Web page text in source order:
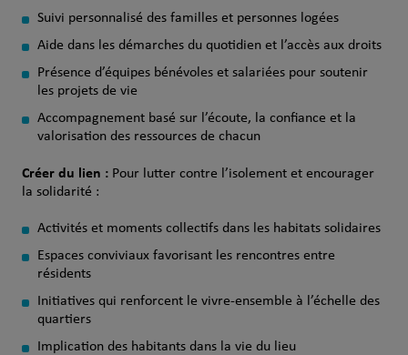
Suivi personnalisé des familles et personnes logées
Aide dans les démarches du quotidien et l’accès aux droits
Présence d’équipes bénévoles et salariées pour soutenir
les projets de vie
Accompagnement basé sur l’écoute, la confiance et la
valorisation des ressources de chacun
Créer du lien : Pour lutter contre l’isolement et encourager
la solidarité :
Activités et moments collectifs dans les habitats solidaires
Espaces conviviaux favorisant les rencontres entre
résidents
Initiatives qui renforcent le vivre‑ensemble à l’échelle des
quartiers
Implication des habitants dans la vie du lieu